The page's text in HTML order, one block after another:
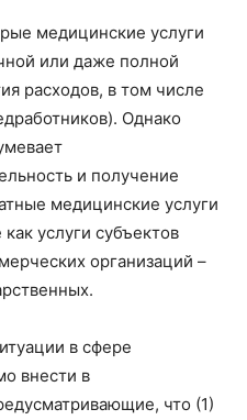
медицинские услуги
или даже полной
расходов, в том числе
Однако
и получение
медицинские услуги
услуги субъектов
организаций –
в сфере
внести в
что (1)